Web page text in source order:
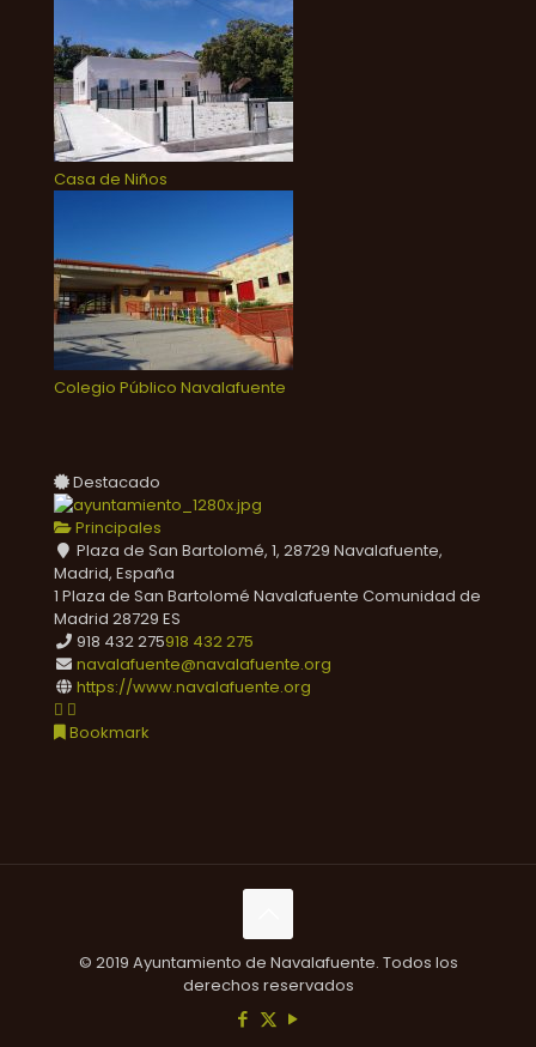
Casa de Niños
Colegio Público Navalafuente
Destacado
Principales
Plaza de San Bartolomé, 1, 28729 Navalafuente,
Madrid, España
1 Plaza de San Bartolomé Navalafuente Comunidad de
Madrid 28729 ES
918 432 275918 432 275
navalafuente@navalafuente.org
https://www.navalafuente.org
Bookmark
© 2019 Ayuntamiento de Navalafuente. Todos los
derechos reservados